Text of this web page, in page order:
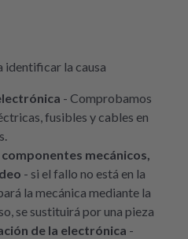
la causa
- Comprobamos
fusibles y cables en
mecánicos,
- si el fallo no está en la
la mecánica mediante la
se sustituirá por una pieza
de la electrónica -